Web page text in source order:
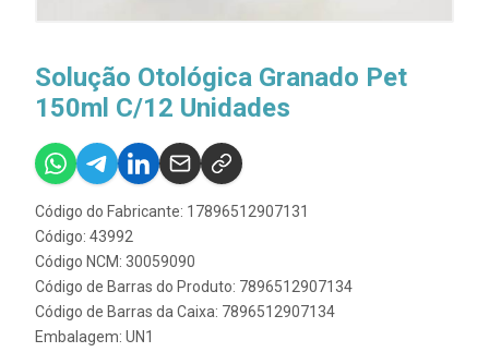
Solução Otológica Granado Pet
150ml C/12 Unidades
Código do Fabricante: 17896512907131
Código: 43992
Código NCM: 30059090
Código de Barras do Produto: 7896512907134
Código de Barras da Caixa: 7896512907134
Embalagem: UN1